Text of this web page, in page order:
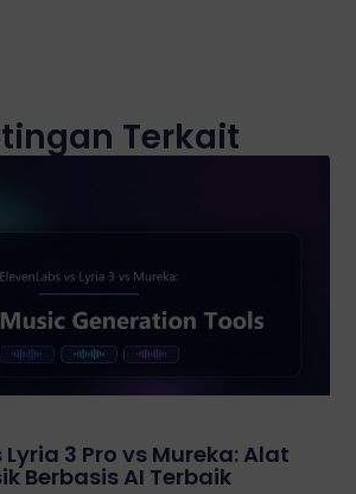
Terkait
Lyria 3 Pro vs Mureka: Alat
Berbasis AI Terbaik